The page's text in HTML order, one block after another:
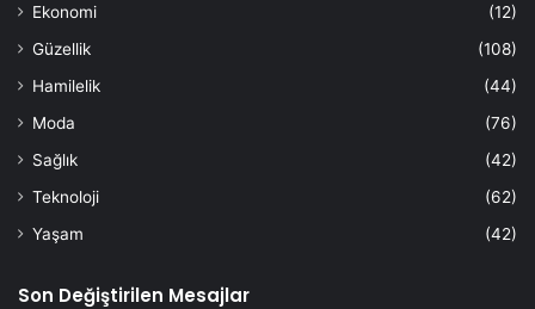
Ekonomi
(12)
Güzellik
(108)
Hamilelik
(44)
Moda
(76)
Sağlık
(42)
Teknoloji
(62)
Yaşam
(42)
Son Değiştirilen Mesajlar